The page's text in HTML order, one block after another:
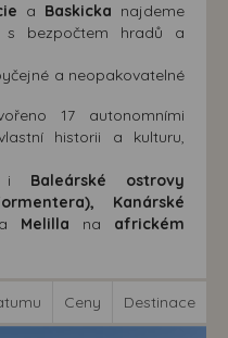
a Baskicka najdeme
s bezpočtem hradů a
a neopakovatelné
17 autonomními
historii a kulturu,
i Baleárské ostrovy
Kanárské
Melilla na africkém
Ceny Destinace